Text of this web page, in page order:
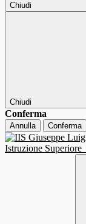
Chiudi
Chiudi
Conferma
Annulla Conferma
Istruzione Superiore